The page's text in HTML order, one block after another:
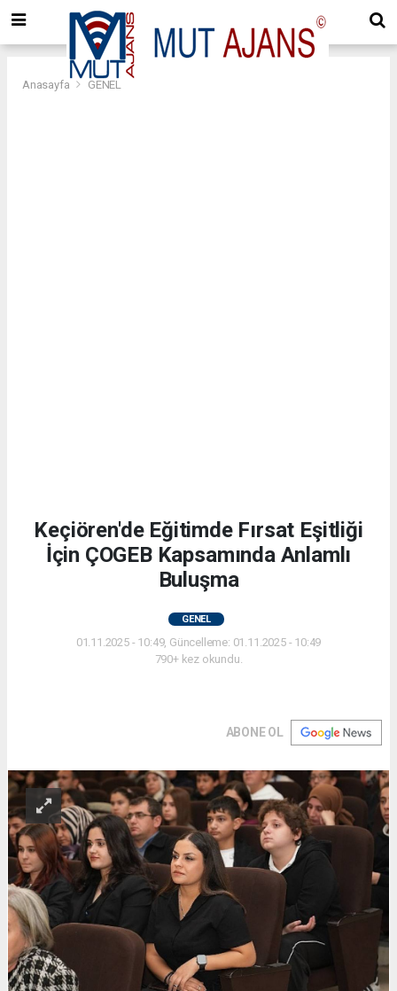
Anasayfa GENEL
Keçiören'de Eğitimde Fırsat Eşitliği
İçin ÇOGEB Kapsamında Anlamlı
Buluşma
GENEL
01.11.2025 - 10:49, Güncelleme: 01.11.2025 - 10:49
790+ kez okundu.
ABONE OL